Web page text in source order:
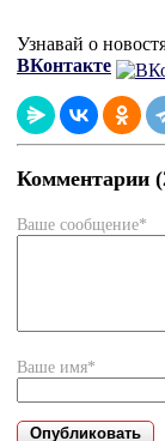
Узнавай о
ВКонтакте
Комментарии
Ваше сообщение*
Ваше имя*